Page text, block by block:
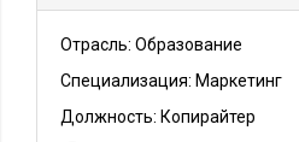
Отрасль: Образование
Специализация: Маркетинг
Должность: Копирайтер